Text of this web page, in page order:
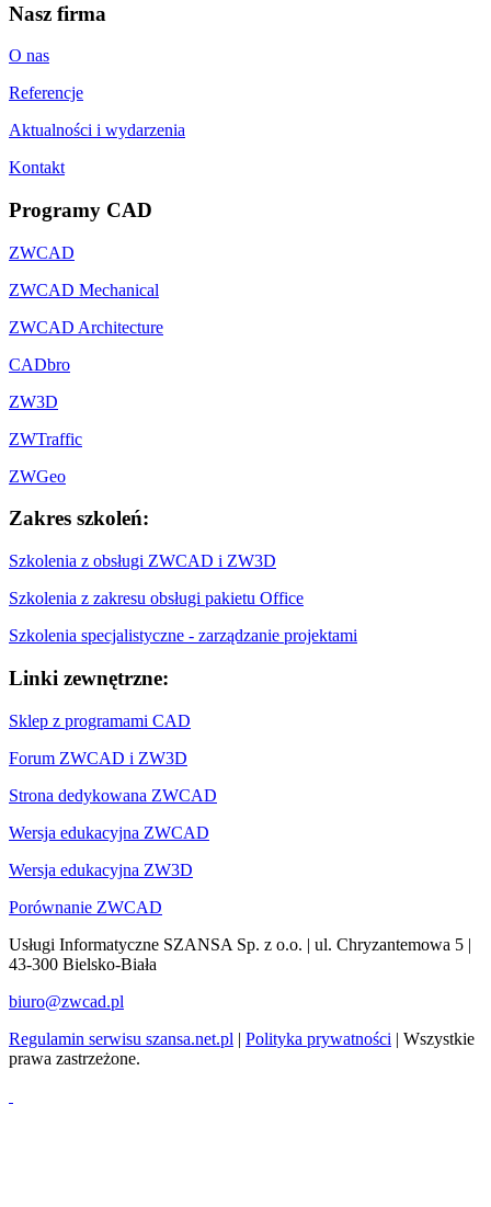
Nasz firma
O nas
Referencje
Aktualności i wydarzenia
Kontakt
Programy CAD
ZWCAD
ZWCAD Mechanical
ZWCAD Architecture
CADbro
ZW3D
ZWTraffic
ZWGeo
Zakres szkoleń:
Szkolenia z obsługi ZWCAD i ZW3D
Szkolenia z zakresu obsługi pakietu Office
Szkolenia specjalistyczne - zarządzanie projektami
Linki zewnętrzne:
Sklep z programami CAD
Forum ZWCAD i ZW3D
Strona dedykowana ZWCAD
Wersja edukacyjna ZWCAD
Wersja edukacyjna ZW3D
Porównanie ZWCAD
Usługi Informatyczne SZANSA Sp. z o.o. | ul. Chryzantemowa 5 |
43-300 Bielsko-Biała
biuro@zwcad.pl
Regulamin serwisu szansa.net.pl | Polityka prywatności | Wszystkie
prawa zastrzeżone.